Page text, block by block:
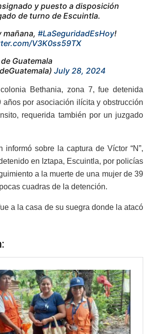
y puesto a disposición
de turno de Escuintla.
mañana, #LaSeguridadEsHoy!
V3K0ss59TX
Guatemala
July 28, 2024
Bethania, zona 7, fue detenida
años por asociación ilícita y obstrucción
requerida también por un juzgado
informó sobre la captura de Víctor “N”,
en Iztapa, Escuintla, por policías
a la muerte de una mujer de 39
cuadras de la detención.
a la casa de su suegra donde la atacó